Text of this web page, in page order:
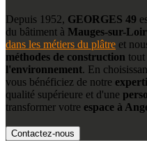
Depuis 1952, GEORGES 49
du bâtiment à Mauges-sur-
dans les métiers du plâtre et
méthodes de construction tout
l'environnement. En
vous bénéficiez de notre
qualité supérieure et d'une
transformer votre espace à
Contactez-nous